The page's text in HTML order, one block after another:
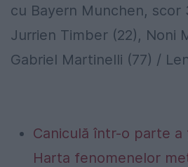
cu Bayern Munchen, scor
Jurrien Timber (22), Noni
Gabriel Martinelli (77) /
Caniculă într-o parte a
Harta fenomenelor